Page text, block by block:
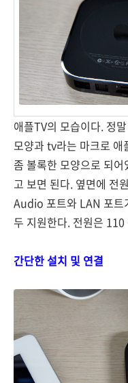
애플TV의 모습이다. 정
모양과 tv라는 마크로 애
좀 볼록한 모양으로 되
고 보면 된다. 옆면에
Audio 포트와 LAN 포트
두 지원한다. 전원은
간단한 설치 및 연결